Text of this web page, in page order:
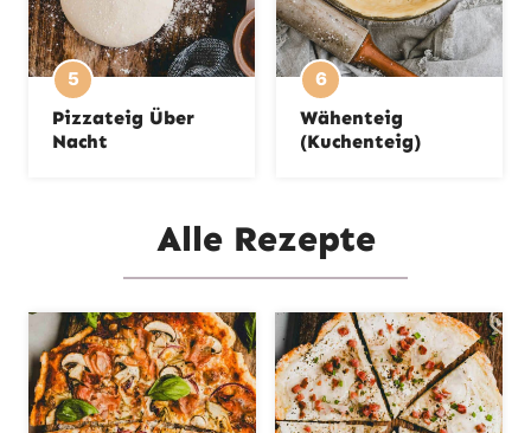
Pizzateig Über
Nacht
Wähenteig
(Kuchenteig)
Alle Rezepte